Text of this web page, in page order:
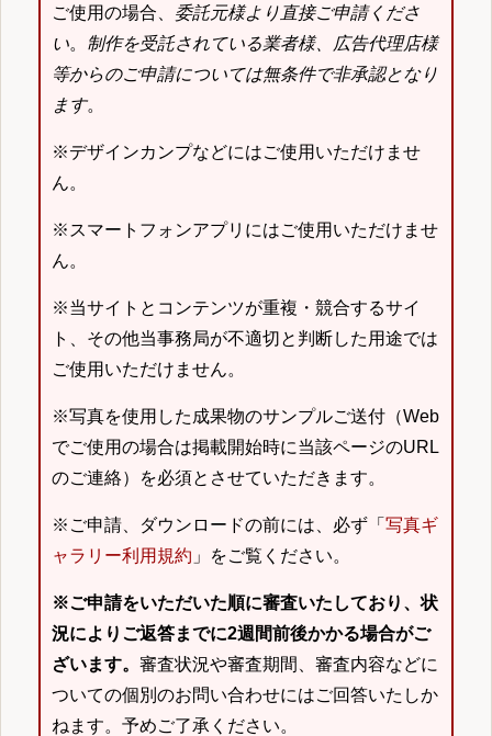
ご使用の場合、 委託元様より直接ご申請くださ
い。 制作を受託されている業者様、広告代理店様
等からのご申請については無条件で非承認となり
ます。
※デザインカンプなどにはご使用いただけませ
ん。
※スマートフォンアプリにはご使用いただけませ
ん。
※当サイトとコンテンツが重複・競合するサイ
ト、その他当事務局が不適切と判断した用途では
ご使用いただけません。
※写真を使用した成果物のサンプルご送付（Web
でご使用の場合は掲載開始時に当該ページのURL
のご連絡）を必須とさせていただきます。
※ご申請、ダウンロードの前には、必ず「 写真ギ
ャラリー利用規約 」をご覧ください。
※ご申請をいただいた順に審査いたしており、状
況によりご返答までに2週間前後かかる場合がご
ざいます。 審査状況や審査期間、審査内容などに
ついての個別のお問い合わせにはご回答いたしか
ねます。予めご了承ください。